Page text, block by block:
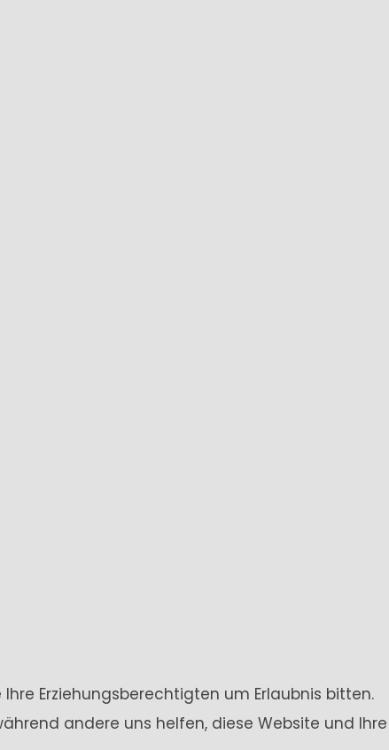
Erziehungsberechtigten um Erlaubnis bitten.
andere uns helfen, diese Website und Ihre